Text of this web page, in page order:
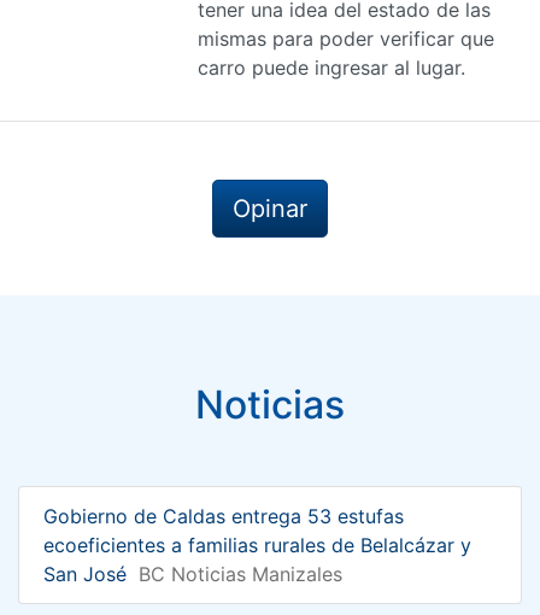
tener una idea del estado de las
mismas para poder verificar que
carro puede ingresar al lugar.
Opinar
Noticias
Gobierno de Caldas entrega 53 estufas
ecoeficientes a familias rurales de Belalcázar y
San José BC Noticias Manizales